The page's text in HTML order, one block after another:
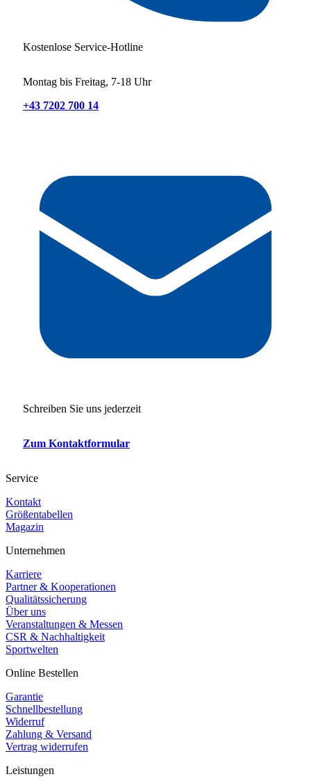
Kostenlose Service-Hotline
Montag bis Freitag, 7-18 Uhr
+43 7202 700 14
Schreiben Sie uns jederzeit
Zum Kontaktformular
Service
Kontakt
Größentabellen
Magazin
Unternehmen
Karriere
Partner & Kooperationen
Qualitätssicherung
Über uns
Veranstaltungen & Messen
CSR & Nachhaltigkeit
Sportwelten
Online Bestellen
Garantie
Schnellbestellung
Widerruf
Zahlung & Versand
Vertrag widerrufen
Leistungen